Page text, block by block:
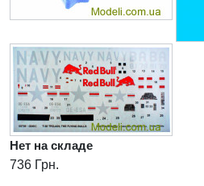
Нет на складе
736 Грн.